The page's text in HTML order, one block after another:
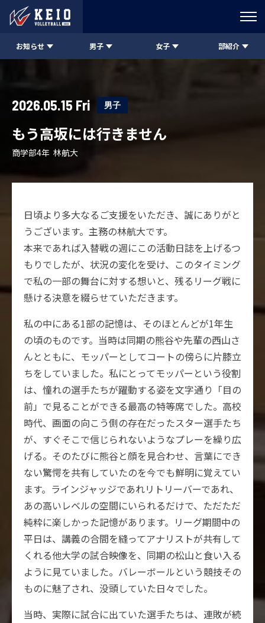
お知らせ 男子 女子 部紹介
2026.05.15 Fri 男子
もう高坂には行きません
商学部4年 林航大
日頃より多大なるご支援をいただき、誠にありがと
うございます。主務の林航大です。
本来であれば入替戦の週にこの活動日誌を上げるつ
もりでしたが、状況の変化を受け、このタイミング
で私の一部の舞台に対する想いと、残るリーグ戦に
懸ける決意を綴らせていただきます。
私の中にある1部の記憶は、そのほとんどが1年生
の頃のものです。当時は同期の熊谷や先輩の西山さ
んとともに、モッパーとしてコートの傍らに片膝立
ちをしていました。私にとってモッパーという役割
は、憧れの選手たちが躍動する姿を文字通り「目の
前」で見ることができる最高の特等席でした。高校
時代、画面の向こう側の存在だったスター選手たち
が、すぐそこで信じられないようなプレーを繰り広
げる。そのたびに熊谷と顔を見合わせ、言葉にでき
ない驚愕を共有していたのを今でも鮮明に覚えてい
ます。ラインジャッジであれリトリーバーであれ、
あの高いレベルの空間にいられるだけで、ただただ
純粋に楽しかった記憶があります。リーグ期間中の
平日は、講義の合間を縫ってアナリストが共有して
くれる他大学の試合映像を、同期の松山と食い入る
ように見ていました。バレーボールという競技その
ものに魅了され、没頭していた日々でした。
当時、実際に試合に出ていた選手たちは、連敗が続